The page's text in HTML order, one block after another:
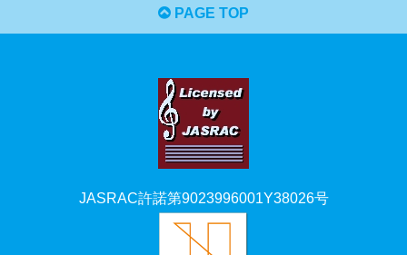
PAGE TOP
JASRAC許諾第9023996001Y38026号